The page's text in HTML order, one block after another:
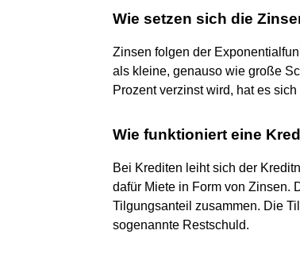
Wie setzen sich die
Zinsen folgen der
als kleine, genauso wie große
Prozent verzinst wird, hat es
Wie funktioniert eine
Bei Krediten leiht sich der
dafür Miete in Form von Zinsen.
Tilgungsanteil zusammen. Die
sogenannte Restschuld.